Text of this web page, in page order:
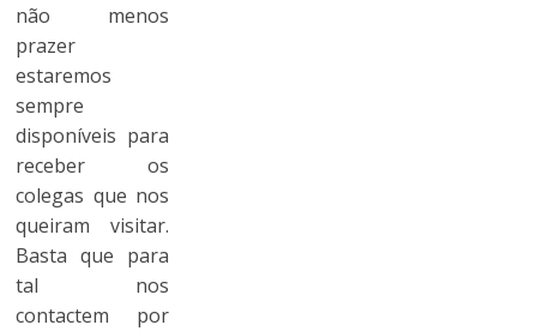
não menos
prazer
estaremos
sempre
disponíveis para
receber os
colegas que nos
queiram visitar.
Basta que para
tal nos
contactem por